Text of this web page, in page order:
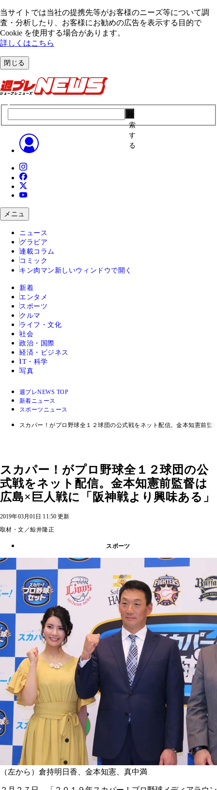
当サイトでは当社の提携先等がお客様のニーズ等について調
査・分析したり、お客様にお勧めの広告を表⽰する⽬的で
Cookie を使⽤する場合があります。
詳しくはこちら
閉じる
索
す
る
メニュ
ニュース
グラビア
連載コラム
コミック
キン肉マン 新しいウィンドウで開く
新着
エンタメ
スポーツ
クルマ
ライフ・文化
社会
政治・国際
経済・ビジネス
IT・科学
写真
週プレNEWS TOP
新着ニュース
スポーツニュース
スカパー！がプロ野球全１２球団の公式戦をネット配信。金本知憲前
スカパー！がプロ野球全１２球団の公
式戦をネット配信。金本知憲前監督は
広島×巨人戦に「阪神戦より興味ある」
2019年03月01日 11:50 更新
取材・文／鯨井隆正
スポーツ
（左から）倉持明日香、金本知憲、真中満